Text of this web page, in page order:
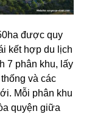
được quy
kết hợp du lịch
7 phân khu, lấy
và các
Mỗi phân khu
quyện giữa